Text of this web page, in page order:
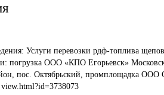
Услуги перевозки рдф-топлива
погрузка ООО «КПО Егорьевск»
пос. Октябрьский, промплощадка ООО
view.html?id=3738073